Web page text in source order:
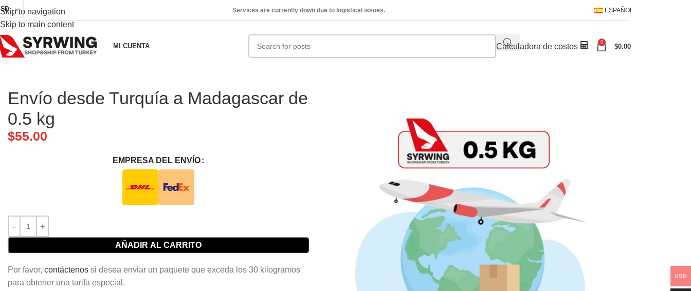
Skip to navigation
Skip to main content
Services are currently down due to logistical issues. ESPAÑOL
MI CUENTA Calculadora de costos 0
$0.00
Envío desde Turquía a Madagascar de
0.5 kg
$55.00
EMPRESA DEL ENVÍO
AÑADIR AL CARRITO
Por favor, contáctenos si desea enviar un paquete que exceda los 30 kilogramos
para obtener una tarifa especial.
USD